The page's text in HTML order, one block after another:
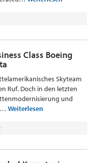
Class Boeing
Skyteam
Ruf. Doch in den letzten
und
Weiterlesen